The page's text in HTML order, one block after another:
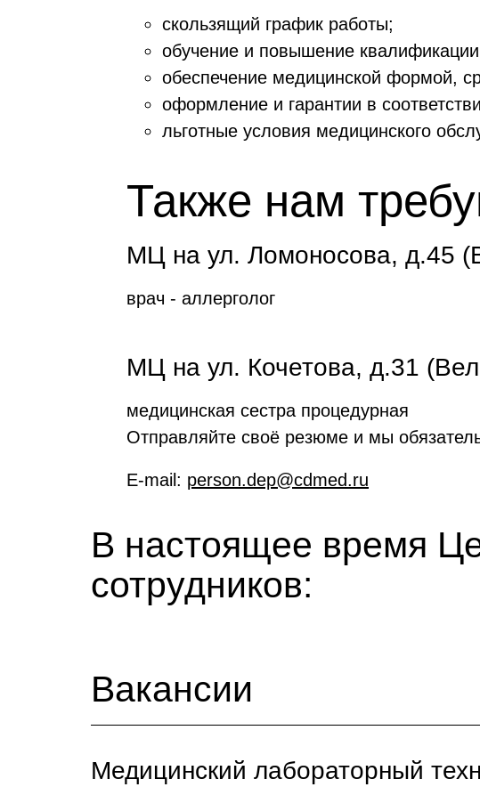
скользящий график работы;
обучение и повышение квалификации
обеспечение медицинской формой,
оформление и гарантии в
льготные условия медицинского
Также нам
МЦ на ул. Ломоносова, д.45
врач - аллерголог
МЦ на ул. Кочетова, д.31
медицинская сестра процедурная
Отправляйте своё резюме и мы
E-mail: person.dep@cdmed.ru
В настоящее время
сотрудников:
Вакансии
Медицинский лабораторный